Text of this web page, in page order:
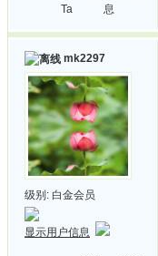
Ta
息
mk2297
级别: 白金会员
显示用户信息